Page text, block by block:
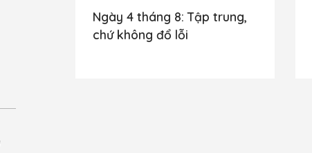
Ngày 4 tháng 8: Tập trung,
chứ không đổ lỗi